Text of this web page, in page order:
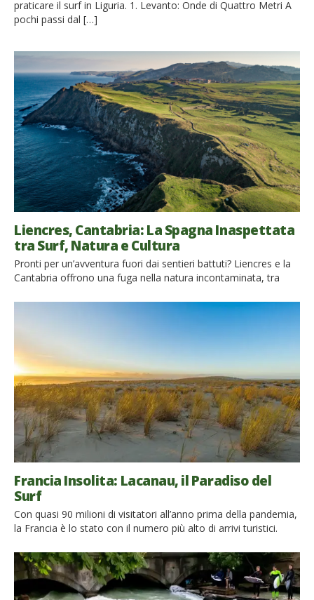
praticare il surf in Liguria. 1. Levanto: Onde di Quattro Metri A
pochi passi dal […]
Liencres, Cantabria: La Spagna Inaspettata
tra Surf, Natura e Cultura
Pronti per un’avventura fuori dai sentieri battuti? Liencres e la
Cantabria offrono una fuga nella natura incontaminata, tra
Siamo arrivati a Liencres, in Cantabria, un po’ per caso,
cercando una destinazione per una vacanza all’insegna del
surf, meno affollata rispetto alle celebri Hendaye e Biarritz
della […]
Francia Insolita: Lacanau, il Paradiso del
Surf
Con quasi 90 milioni di visitatori all’anno prima della pandemia,
la Francia è lo stato con il numero più alto di arrivi turistici.
all’architettura e ai musei parigini. Ma la Francia ha molto di più
da offrire. Un esempio è Lacanau, destinazione per il surf sulla
[…]